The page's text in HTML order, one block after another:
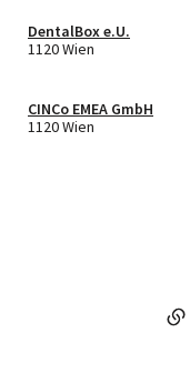
DentalBox e.U.
1120 Wien
CINCo EMEA GmbH
1120 Wien